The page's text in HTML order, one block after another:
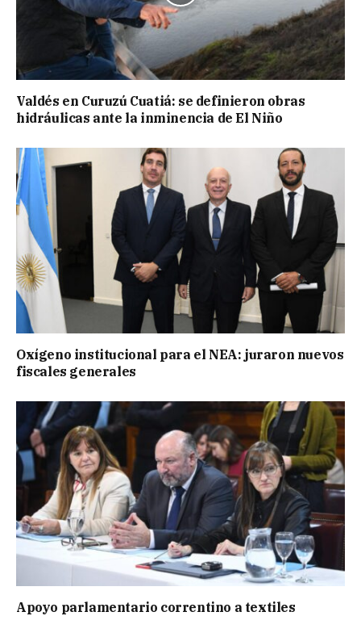
Valdés en Curuzú Cuatiá: se definieron obras
hidráulicas ante la inminencia de El Niño
Oxígeno institucional para el NEA: juraron nuevos
fiscales generales
Apoyo parlamentario correntino a textiles